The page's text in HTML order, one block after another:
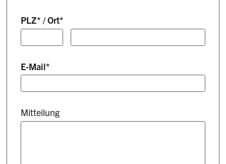
PLZ* /Ort*
E-Mail*
Mitteilung